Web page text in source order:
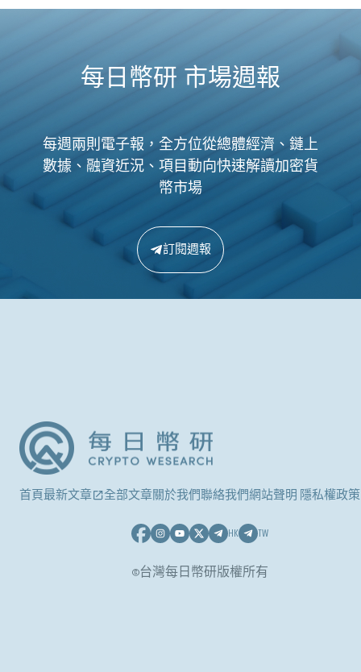
每日幣研 市場週報
每週兩則電子報，全方位從總體經濟、鏈上
數據、融資近況、項目動向快速解讀加密貨
幣市場
訂閱週報
首頁最新文章 全部文章關於我們聯絡我們網站聲明 隱私權政策
HK TW
©台灣每日幣研版權所有